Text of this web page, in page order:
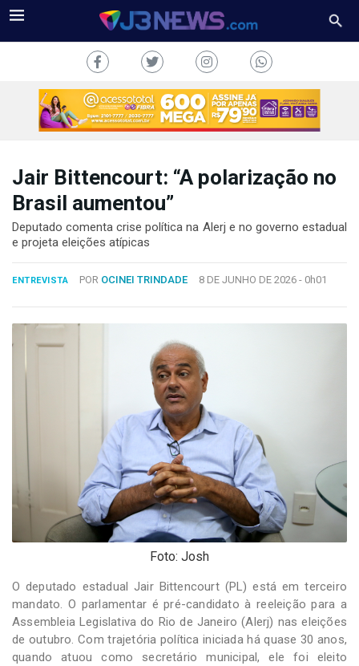
TV
CONOSCO
Copyright
2024
Desenvolvido
Jair Bittencourt: “A polarização no
Brasil aumentou”
Deputado comenta crise política na Alerj e no governo estadual
e projeta eleições atípicas
ENTREVISTA POR OCINEI TRINDADE 8 DE JUNHO DE 2026 - 0h01
Foto: Josh
O deputado estadual Jair Bittencourt (PL) está em terceiro
mandato. O parlamentar é pré-candidato à reeleição para a
Assembleia Legislativa do Rio de Janeiro (Alerj) nas eleições
de outubro. Com trajetória política iniciada há quase 30 anos,
quando atuou como secretário municipal, ele foi eleito